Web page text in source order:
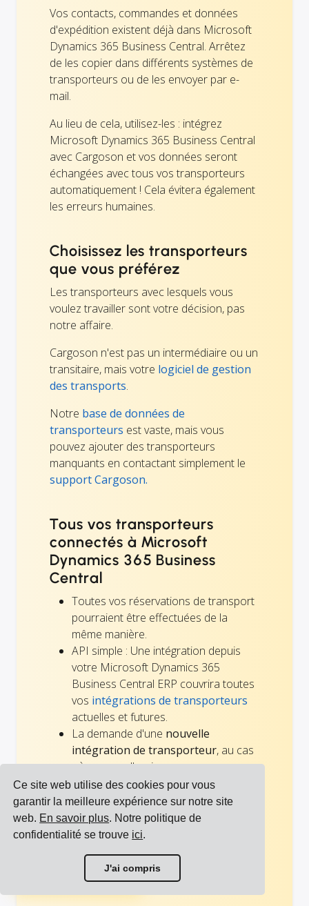
Ce site web utilise des cookies pour vous
garantir la meilleure expérience sur notre site
web. En savoir plus. Notre politique de
confidentialité se trouve ici.
J'ai compris
Vos contacts, commandes et données
d'expédition existent déjà dans Microsoft
Dynamics 365 Business Central. Arrêtez
de les copier dans différents systèmes de
transporteurs ou de les envoyer par e-
mail.
Au lieu de cela, utilisez-les : intégrez
Microsoft Dynamics 365 Business Central
avec Cargoson et vos données seront
échangées avec tous vos transporteurs
automatiquement ! Cela évitera également
les erreurs humaines.
Choisissez les transporteurs
que vous préférez
Les transporteurs avec lesquels vous
voulez travailler sont votre décision, pas
notre affaire.
Cargoson n'est pas un intermédiaire ou un
transitaire, mais votre logiciel de gestion
des transports.
Notre base de données de
transporteurs est vaste, mais vous
pouvez ajouter des transporteurs
manquants en contactant simplement le
support Cargoson.
Tous vos transporteurs
connectés à Microsoft
Dynamics 365 Business
Central
Toutes vos réservations de transport
pourraient être effectuées de la
même manière.
API simple : Une intégration depuis
votre Microsoft Dynamics 365
Business Central ERP couvrira toutes
vos intégrations de transporteurs
actuelles et futures.
La demande d'une nouvelle
intégration de transporteur, au cas
où nous ne l'aurions pas encore
construite, estgratuite pour tous les
clients.
Suivez toutes vos expéditions
seul tableau de bord.
changement de transporteurs est
rapide et facile.
Voir toutes les intégrations
Voir tous les transporteurs